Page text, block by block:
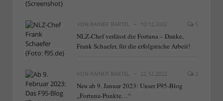
VON RAINER BARTEL 10.12.2022 5
NLZ-Chef verlässt die Fortuna – Danke,
Frank Schaefer, für die erfolgreiche Arbeit!
VON RAINER BARTEL 22.12.2022 2
Neu ab 9. Januar 2023: Unser F95-Blog
„Fortuna-Punkte…“